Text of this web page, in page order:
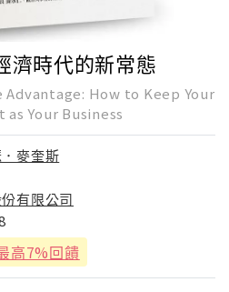
濟時代的新常態
How to Keep Your
Your Business
麥奎斯
有限公司
高7%回饋